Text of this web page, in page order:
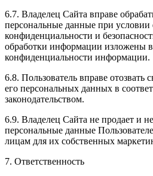
6.7. Владелец Сайта вправе
персональные данные при условии
конфиденциальности и
обработки информации изложены
конфиденциальности информации.
6.8. Пользователь вправе отозвать
его персональных данных в
законодательством.
6.9. Владелец Сайта не продает и
персональные данные
лицам для их собственных
7. Ответственность